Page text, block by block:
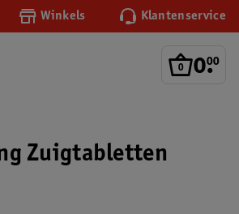
Winkels Klantenservice
0.
00
Zuigtabletten